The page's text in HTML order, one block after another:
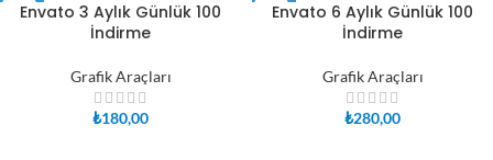
Envato 3 Aylık Günlük 100
İndirme
Grafik Araçları
₺180,00
Envato 6 Aylık Günlük 100
İndirme
Grafik Araçları
₺280,00